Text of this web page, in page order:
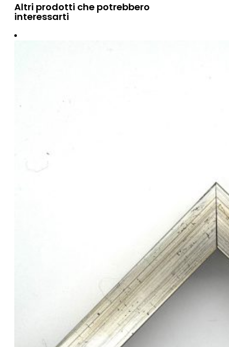
Altri prodotti che potrebbero
interessarti